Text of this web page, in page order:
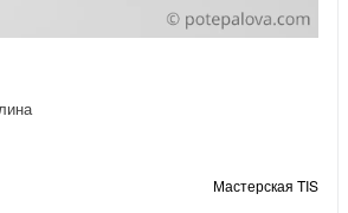
Мастерская TIS